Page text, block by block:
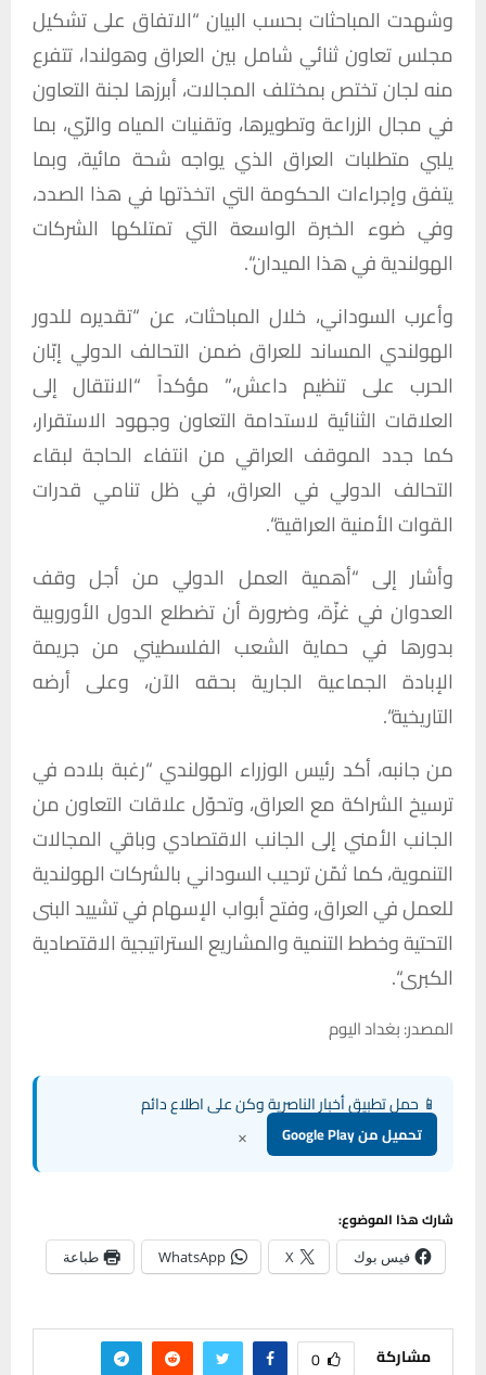
وشهدت المباحثات بحسب البيان “الاتفاق علىتشكيل
مجلستعاونثنائي شامل بين العراق وهولندا، تتفرع
منهلجانتختصبمختلف المجالات،أبرزها لجنة التعاون
في مجال الزراعة وتطويرها، وتقنيات المياه والرّي، بما
يلبي متطلبات العراق الذي يواجه شحة مائية، وبما
يتفقوإجراءات الحكومة التي اتخذتها في هذا الصدد،
وفي ضوء الخبرة الواسعة التي تمتلكها الشركات
الهولنديةفيهذا الميدان“.
وأعرب السوداني، خلال المباحثات، عن “تقديره للدور
الهولندي المساند للعراق ضمن التحالف الدولي إبّان
الحرب على تنظيم داعش،” مؤكداً “الانتقال إلى
العلاقات الثنائية لاستدامة التعاون وجهود الاستقرار،
كما جدد الموقف العراقي من انتفاء الحاجة لبقاء
التحالف الدولي في العراق، في ظل تنامي قدرات
القواتالأمنيةالعراقية“.
وأشار إلى “أهمية العمل الدولي من أجل وقف
العدوان في غزّة، وضرورة أن تضطلع الدول الأوروبية
بدورها في حماية الشعب الفلسطيني من جريمة
الإبادة الجماعية الجارية بحقه الآن، وعلى أرضه
التاريخية“.
من جانبه، أكد رئيس الوزراء الهولندي “رغبة بلاده في
ترسيخ الشراكة مع العراق، وتحوّل علاقات التعاونمن
الجانب الأمني إلى الجانب الاقتصادي وباقي المجالات
التنموية،كماثمّنترحيبالسودانيبالشركاتالهولندية
للعملفيالعراق،وفتحأبواب الإسهامفيتشييدالبنى
التحتيةوخططالتنميةوالمشاريعالستراتيجيةالاقتصادية
الكبرى“.
المصدر: بغداد اليوم
📱 حمل تطبيق أخبار الناصرية وكن على اطلاع دائم
تحميل من Google Play ×
شارك هذا الموضوع:
فيس بوك X
WhatsApp طباعة
مشاركة 0